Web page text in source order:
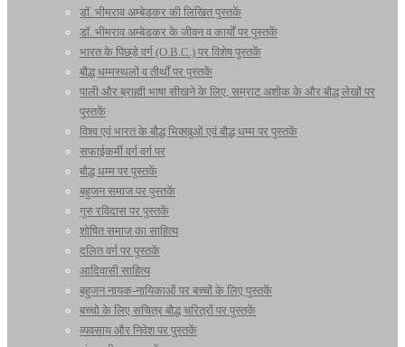
डॉ. भीमराव अम्बेडकर की लिखित पुस्तकें
डॉ. भीमराव अम्बेडकर के जीवन व कार्यों पर पुस्तकें
भारत के पिछड़े वर्ग (O.B.C.) पर विशेष पुस्तकें
बौद्ध धम्मस्थलों व तीर्थों पर पुस्तकें
पाली और ब्राह्मी भाषा सीखने के लिए, सम्राट अशोक के और बौद्ध लेखों पर
पुस्तकें
विश्व एवं भारत के बौद्ध भिक्खुओं एवं बौद्ध धम्म पर पुस्तकें
सफाईकर्मी वर्ग वर्ग पर
बौद्ध धम्म पर पुस्तकें
बहुजन समाज पर पुस्तकें
गुरु रविदास पर पुस्तकें
शोषित समाज का साहित्य
दलित वर्ग पर पुस्तकें
आदिवासी साहित्य
बहुजन नायक-नायिकाओं पर बच्चों के लिए पुस्तकें
बच्चो के लिए सचित्र बौद्ध चरित्रों पर पुस्तकें
व्यवसाय और निवेश पर पुस्तकें